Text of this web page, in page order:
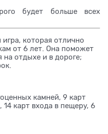
будет больше всех
которая отлично
от 6 лет. Она поможет
на отдыхе и в дороге;
камней, 9 карт
14 карт входа в пещеру, 6